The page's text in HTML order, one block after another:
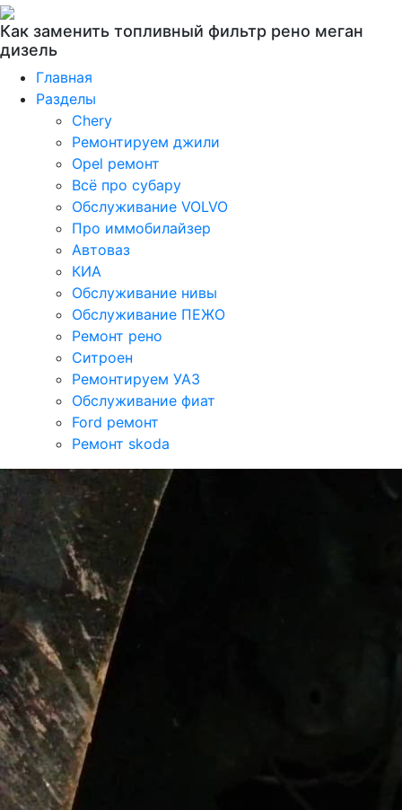
Как заменить топливный фильтр рено меган
дизель
Главная
Разделы
Chery
Ремонтируем джили
Opel ремонт
Всё про субару
Обслуживание VOLVO
Про иммобилайзер
Автоваз
КИА
Обслуживание нивы
Обслуживание ПЕЖО
Ремонт рено
Ситроен
Ремонтируем УАЗ
Обслуживание фиат
Ford ремонт
Ремонт skoda